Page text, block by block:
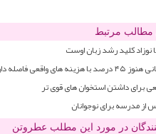
مطالب مرتبط
کلید رشد زبان اوست
واقعی فاصله دارد
برای داشتن استخوان های قوی تر
مدرسه برای نوجوانان
در مورد این مطلب عطروتن